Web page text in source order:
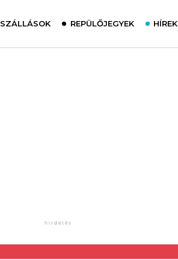
SZÁLLÁSOK REPÜLŐJEGYEK HÍREK